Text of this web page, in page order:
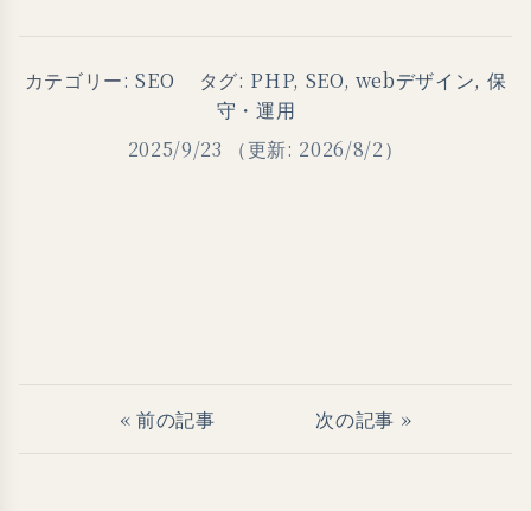
カテゴリー:SEO タグ: PHP, SEO, webデザイン, 保
守・運用
2025/9/23
（更新: 2026/8/2）
« 前の記事 次の記事 »